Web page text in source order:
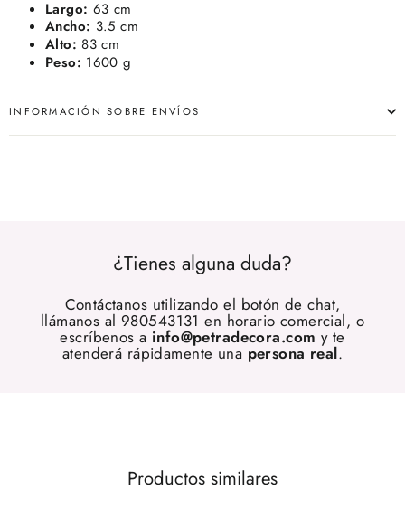
Largo: 63 cm
Ancho: 3.5 cm
Alto: 83 cm
Peso: 1600 g
INFORMACIÓN SOBRE ENVÍOS
¿Tienes alguna duda?
Contáctanos utilizando el botón de chat,
llámanos al 980543131 en horario comercial, o
escríbenos a info@petradecora.com y te
atenderá rápidamente una persona real.
Productos similares